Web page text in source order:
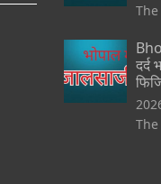
दर्द